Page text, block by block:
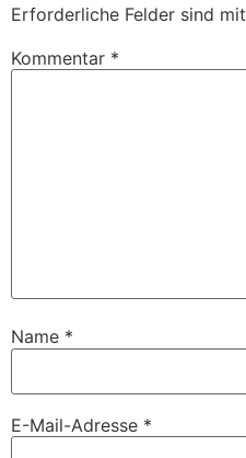
Erforderliche Felder sind mit
Kommentar *
Name *
E-Mail-Adresse *